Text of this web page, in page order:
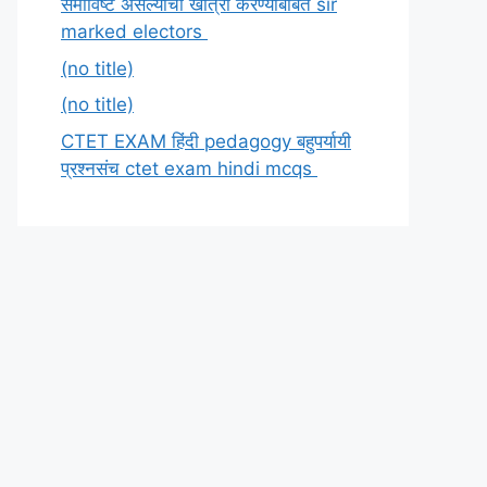
समाविष्ट असल्याची खात्री करण्याबाबत sir
marked electors
(no title)
(no title)
CTET EXAM हिंदी pedagogy बहुपर्यायी
प्रश्नसंच ctet exam hindi mcqs